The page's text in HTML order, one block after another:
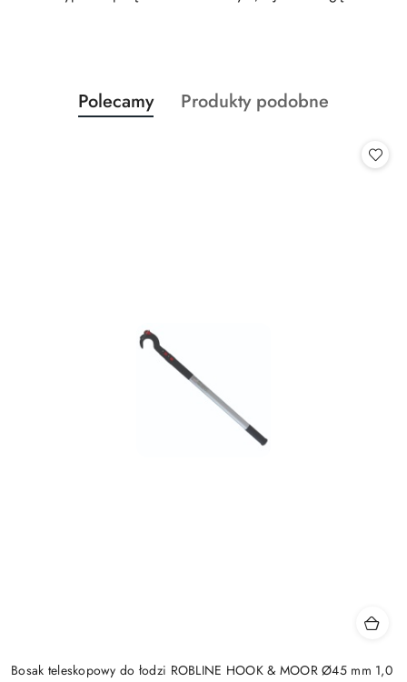
Pomiń karuzelę produktów
Produkty
o
Polecamy
Produkty
Produkty podobne
Bosak teleskopowy do łodzi ROBLINE HOOK & MOOR Ø45 mm 1,0